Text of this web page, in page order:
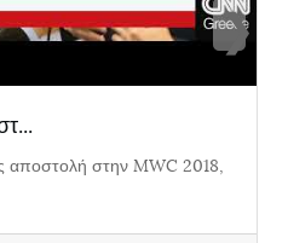
αποστολή στην MWC 2018,
❯